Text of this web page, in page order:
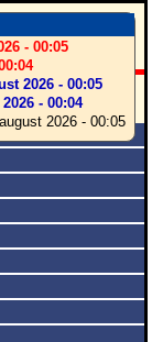
- 00:05
2026 - 00:05
- 00:04
2026 - 00:05